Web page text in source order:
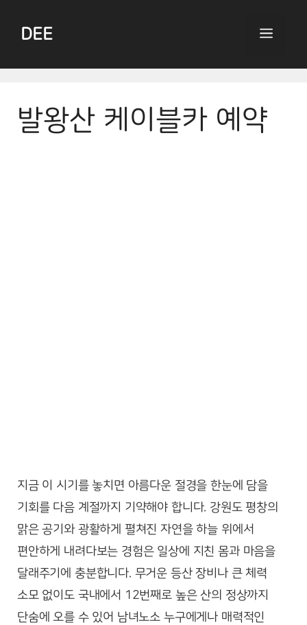
DEE Menu
발왕산 케이블카 예약
지금 이 시기를 놓치면 아름다운 절경을 한눈에 담을
기회를 다음 계절까지 기약해야 합니다. 강원도 평창의
맑은 공기와 광활하게 펼쳐진 자연을 하늘 위에서
편안하게 내려다보는 경험은 일상에 지친 몸과 마음을
달래주기에 충분합니다. 무거운 등산 장비나 큰 체력
소모 없이도 국내에서 12번째로 높은 산의 정상까지
단숨에 오를 수 있어 남녀노소 누구에게나 매력적인